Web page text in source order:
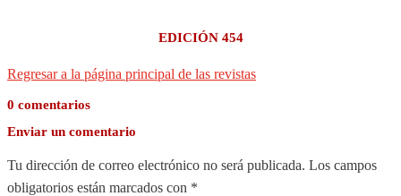
EDICIÓN 454
Regresar a la página principal de las revistas
0 comentarios
Enviar un comentario
Tu dirección de correo electrónico no será publicada. Los campos
obligatorios están marcados con *